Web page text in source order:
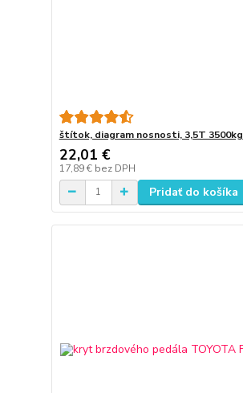
štítok, diagram nosnosti, 3,5T 3500kg
22,01 €
17,89 € bez DPH
Pridať do košíka